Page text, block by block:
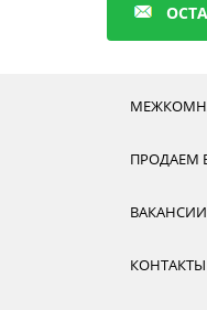
ПРОДАЕМ
ВАКАНСИИ
КОНТАКТЫ